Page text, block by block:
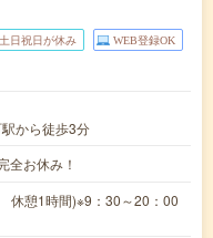
土日祝日が休み WEB登録OK
から徒歩3分
お休み！
憩1時間)※9：30～20：00